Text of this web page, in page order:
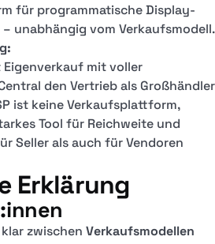
für programmatische Display-
unabhängig vom Verkaufsmodell.
mit voller
den Vertrieb als Großhändler
ist keine Verkaufsplattform,
Tool für Reichweite und
Seller als auch für Vendoren
Erklärung
zwischen Verkaufsmodellen